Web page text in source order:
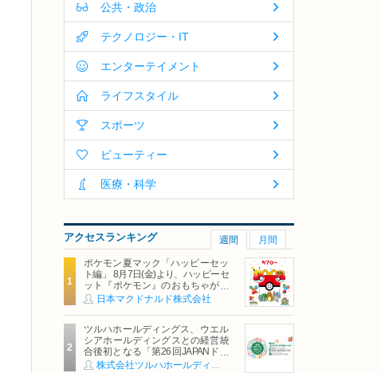
公共・政治
テクノロジー・IT
エンターテイメント
ライフスタイル
スポーツ
ビューティー
医療・科学
アクセスランキング 週間 月間
ポケモン夏マック「ハッピーセッ
ト編」 8月7日(金)より、ハッピーセ
ット『ポケモン』のおもちゃが期
間限定登場
日本マクドナルド株式会社
ツルハホールディングス、ウエル
シアホールディングスとの経営統
合後初となる「第26回JAPANドラ
ッグストアショー」に出展
株式会社ツルハホールディングス